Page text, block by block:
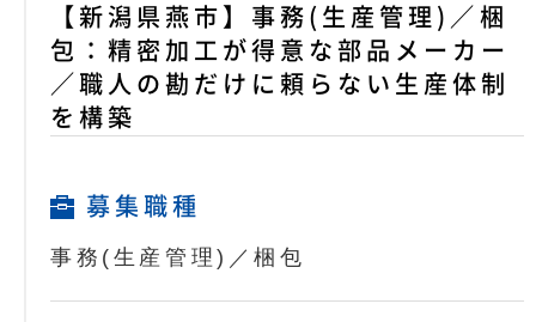
【新潟県燕市】事務(生産管理)／梱
包：精密加工が得意な部品メーカー
／職人の勘だけに頼らない生産体制
を構築
募集職種
事務(生産管理)／梱包